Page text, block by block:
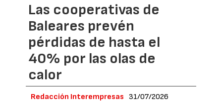
Las cooperativas de
Baleares prevén
pérdidas de hasta el
40% por las olas de
calor
Redacción Interempresas 31/07/2026